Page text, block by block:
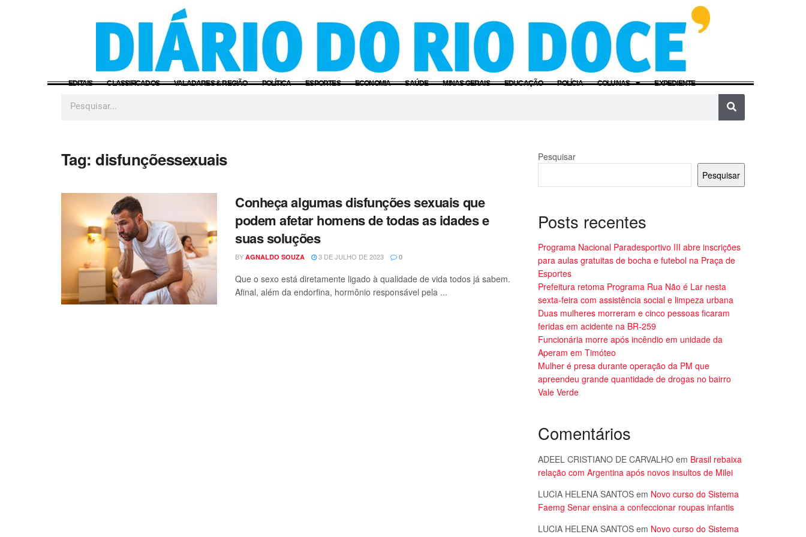
EDITAIS CLASSIFICADOS VALADARES & REGIÃO POLÍTICA ESPORTES ECONOMIA SAÚDE MINAS GERAIS EDUCAÇÃO POLÍCIA COLUNAS EXPEDIENTE
Tag:disfunçõessexuais
Conheça algumas disfunções sexuais que
podem afetar homens de todas as idades e
suas soluções
BY AGNALDO SOUZA 3 DE JULHO DE 2023 0
Que o sexo está diretamente ligado à qualidade de vida todos já sabem.
Afinal, além da endorfina, hormônio responsável pela ...
Pesquisar
Pesquisar
Posts recentes
Programa Nacional Paradesportivo III abre inscrições
para aulas gratuitas de bocha e futebol na Praça de
Esportes
Prefeitura retoma Programa Rua Não é Lar nesta
sexta-feira com assistência social e limpeza urbana
Duas mulheres morreram e cinco pessoas ficaram
feridas em acidente na BR-259
Funcionária morre após incêndio em unidade da
Aperam em Timóteo
Mulher é presa durante operação da PM que
apreendeu grande quantidade de drogas no bairro
Vale Verde
Comentários
ADEEL CRISTIANO DE CARVALHO em Brasil rebaixa
relação com Argentina após novos insultos de Milei
LUCIA HELENA SANTOS em Novo curso do Sistema
Faemg Senar ensina a confeccionar roupas infantis
LUCIA HELENA SANTOS em Novo curso do Sistema